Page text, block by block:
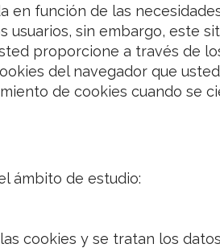
función de las
sin embargo, este
proporcione a través de
del navegador que usted
de cookies cuando se
ámbito de estudio:
cookies y se tratan los